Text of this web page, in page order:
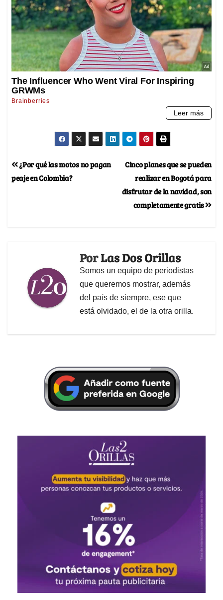
Cinco planes que se pueden
realizar en Bogotá para
disfrutar de la navidad, son
completamente gratis
¿Por qué las motos no pagan
peaje en Colombia?
PorLas Dos Orillas
Somos un equipo de periodistas
que queremos mostrar, además
del país de siempre, ese que
está olvidado, el de la otra orilla.